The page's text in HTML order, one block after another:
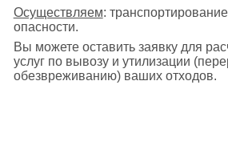
Осуществляем:
опасности.
Вы можете оставить заявку для
услуг по вывозу и утилизации
обезвреживанию) ваших отходов.